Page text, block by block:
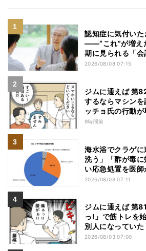
認知症に気付いた
――“これ”が増え
期に見られる「
2026/08/08 07:15
ジムに通えば 第
するならマシン
ッチョ氏の行動が
9時間前
海水浴でクラゲ
洗う」「酢が毒
い応急処置を医
2026/08/08 07:11
ジムに通えば 第
っ!」で筋トレを
別人になっていた
2026/08/03 07:00